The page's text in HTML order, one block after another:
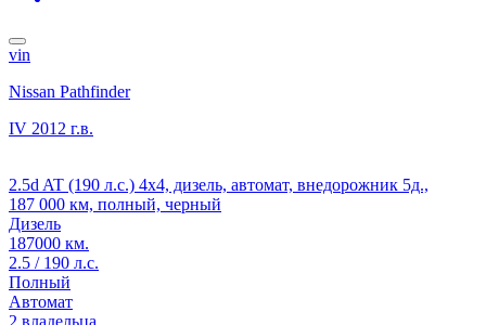
vin
Nissan Pathfinder
IV 2012 г.в.
2.5d AT (190 л.с.) 4x4, дизель, автомат, внедорожник 5д.,
187 000 км, полный, черный
Дизель
187000 км.
2.5 / 190 л.с.
Полный
Автомат
2 владельца